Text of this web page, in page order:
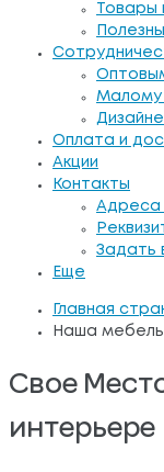
Товары
Малому
Оплата и
Акции
Контакты
Адреса
Задать
Еще
Главная
Наша
Свое
интерьере